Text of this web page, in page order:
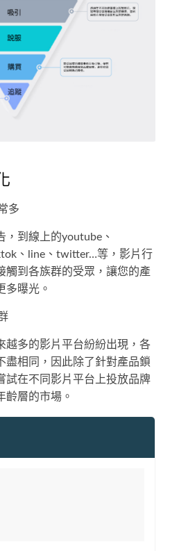
多
，到線上的youtube、
、line、twitter…等，影片行
觸到各族群的受眾，讓您的產
多曝光。
越多的影片平台紛紛出現，各
盡相同，因此除了針對產品鎖
試在不同影片平台上投放品牌
齡層的市場。